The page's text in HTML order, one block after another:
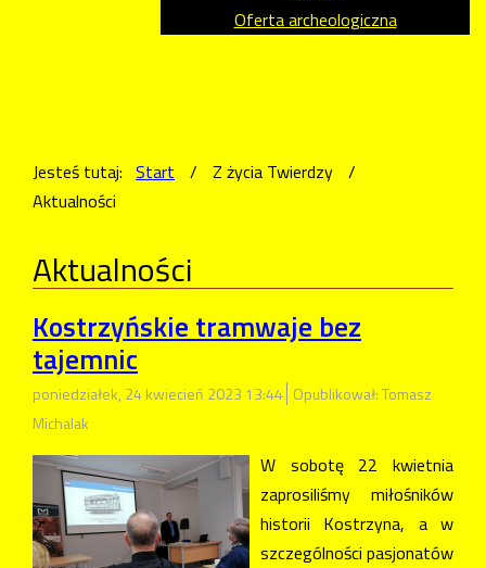
Oferta archeologiczna
Jesteś tutaj: Start / Z życia Twierdzy /
Aktualności
Aktualności
Kostrzyńskie tramwaje bez
tajemnic
poniedziałek, 24 kwiecień 2023 13:44 Opublikował: Tomasz
Michalak
W sobotę 22 kwietnia
zaprosiliśmy miłośników
historii Kostrzyna, a w
szczególności pasjonatów